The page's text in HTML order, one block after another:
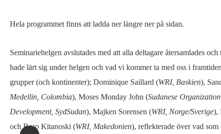
Hela programmet finns att ladda ner längre ner på sidan.
Seminariehelgen avslutades med att alla deltagare återsamlades
hade lärt sig under helgen och vad vi kommer ta med oss i
grupper (och kontinenter); Dominique Saillard (WRI, Baskien),
Medellin, Colombia), Moses Monday John (Sudanese
Development, SydSudan), Majken Sorensen (WRI, Norge/Sverige),
och Boro Kitanoski (WRI, Makedonien), reflekterade över vad